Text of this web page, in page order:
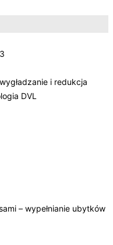
i redukcja
DVL
– wypełnianie ubytków